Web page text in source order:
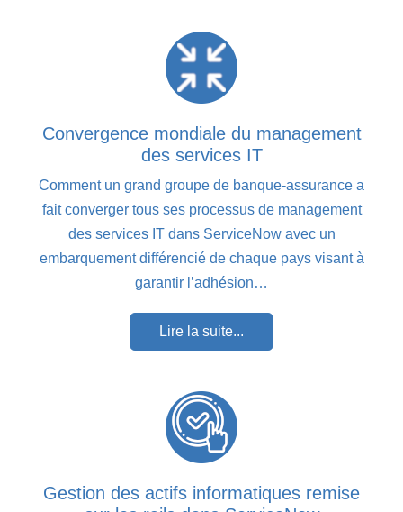
Convergence mondiale du management
des services IT
Comment un grand groupe de banque-assurance a
fait converger tous ses processus de management
des services IT dans ServiceNow avec un
embarquement différencié de chaque pays visant à
garantir l’adhésion…
Lire la suite...
Gestion des actifs informatiques remise